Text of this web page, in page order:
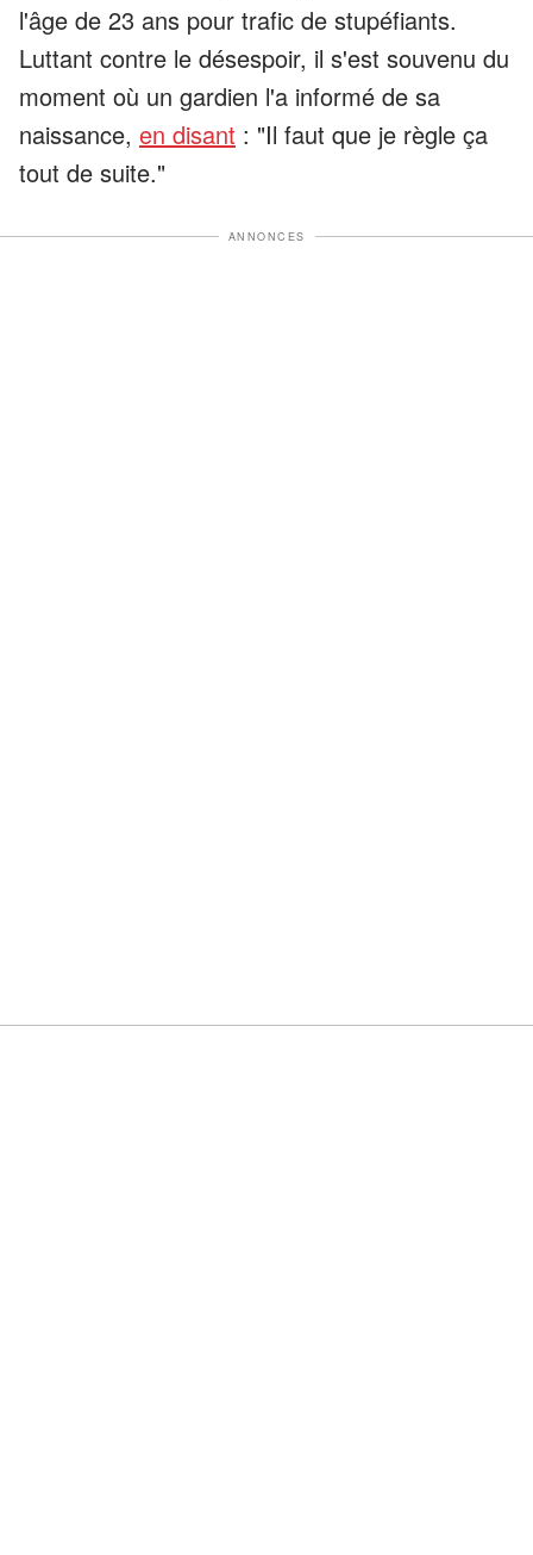
l'âge de 23 ans pour trafic de stupéfiants.
Luttant contre le désespoir, il s'est souvenu du
moment où un gardien l'a informé de sa
naissance, en disant : "Il faut que je règle ça
tout de suite."
ANNONCES